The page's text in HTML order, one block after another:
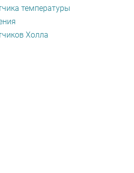
температуры
Холла